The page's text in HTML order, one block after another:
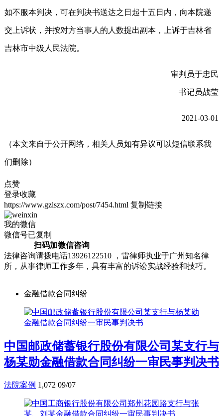
如不服本判决，可在判决书送达之日起十五日内，向本院递
交上诉状，并按对方当事人的人数提出副本，上诉于吉林省
吉林市中级人民法院。
审判员于忠民
书记员战莹
2021-03-01
（本文来自于公开网络，相关人员如有异议可以短信联系我
们删除）
点赞
登录收藏
https://www.gzlszx.com/post/7454.html 复制链接
我的微信
微信号已复制
扫码加微信咨询
法律咨询请拨电话13926122510 ，雷律师执业于广州知名律
所，从事律师工作多年，具有丰富的诉讼实战经验和技巧。
金融借款合同纠纷
中国邮政储蓄银行股份有限公司某支行与
杨某勋金融借款合同纠纷一审民事判决书
法院案例 1,072 09/07